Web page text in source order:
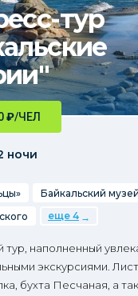
тур
₽/ЧЕЛ
ночи
Байкальский музей
еще 4
тур, наполненный
экскурсиями.
бухта Песчаная, а